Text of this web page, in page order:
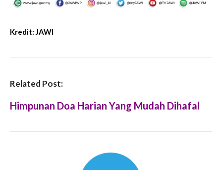
Kredit: JAWI
Related Post:
Himpunan Doa Harian Yang Mudah Dihafal